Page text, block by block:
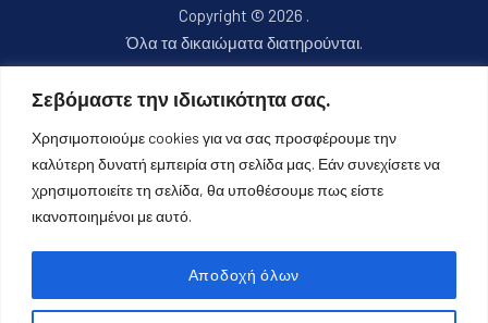
Σεβόμαστε την ιδιωτικότητα σας.
Χρησιμοποιούμε cookies για να σας προσφέρουμε την
καλύτερη δυνατή εμπειρία στη σελίδα μας. Εάν συνεχίσετε να
χρησιμοποιείτε τη σελίδα, θα υποθέσουμε πως είστε
ικανοποιημένοι με αυτό.
Αποδοχή όλων
Copyright © 2026 .
Όλα τα δικαιώματα διατηρούνται.
Θέμα WordPress απόFORQYΝέο παράθυρο
Επιστροφή στην κορυφή
Αναζήτηση Προϊόντων